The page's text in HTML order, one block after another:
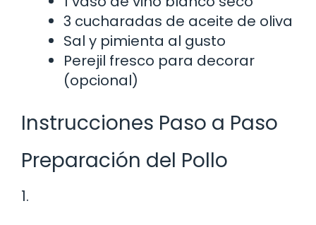
3 cucharadas de aceite de oliva
Sal y pimienta al gusto
Perejil fresco para decorar
(opcional)
Instrucciones Paso a Paso
Preparación del Pollo
1.